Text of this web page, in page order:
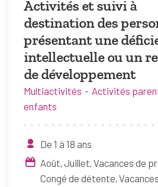
Activités et suivi à
destination des
présentant une
intellectuelle ou un
de développement
Multiactivités
Activités
enfants
De 1 à 18 ans
Août Juillet Vacances de
Congé de détente